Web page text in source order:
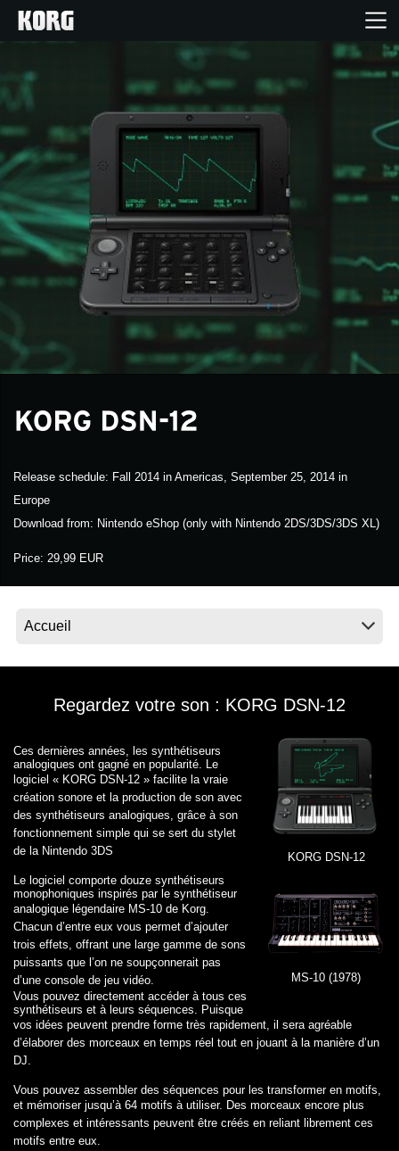
Produits
Extras
Evénements
Support
News
Réseaux sociaux
Release schedule: Fall 2014 in Americas, September 25, 2014 in
Europe
Download from: Nintendo eShop (only with Nintendo 2DS/3DS/3DS XL)
Price: 29,99 EUR
Regardez votre son : KORG DSN-12
KORG DSN-12
MS-10 (1978)
Ces dernières années, les synthétiseurs
analogiques ont gagné en popularité. Le
logiciel « KORG DSN-12 » facilite la vraie
création sonore et la production de son avec
des synthétiseurs analogiques, grâce à son
fonctionnement simple qui se sert du stylet
de la Nintendo 3DS
Le logiciel comporte douze synthétiseurs
monophoniques inspirés par le synthétiseur
analogique légendaire MS-10 de Korg.
Chacun d’entre eux vous permet d’ajouter
trois effets, offrant une large gamme de sons
puissants que l’on ne soupçonnerait pas
d’une console de jeu vidéo.
Vous pouvez directement accéder à tous ces
synthétiseurs et à leurs séquences. Puisque
vos idées peuvent prendre forme très rapidement, il sera agréable
d’élaborer des morceaux en temps réel tout en jouant à la manière d’un
DJ.
Vous pouvez assembler des séquences pour les transformer en motifs,
et mémoriser jusqu’à 64 motifs à utiliser. Des morceaux encore plus
complexes et intéressants peuvent être créés en reliant librement ces
motifs entre eux.